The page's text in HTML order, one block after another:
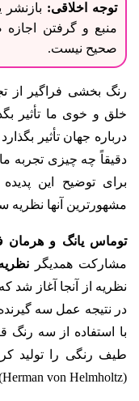
توجه اخلاقی: بازنشر
منبع و گرفتن
صحیح نیست.
رنگ بخشی فراگیر از
خلق و خوی ما تأثیر
درباره جهان تأثیر
دقیقاً چه چیزی تجربه
برای توضیح این
مشهورترین آنها
توماس یانگ و هرمان
مشارکت همدیگر
در نتیجه عمل سه
با استفاده از سه رنگ
(Herman von Helmholtz) نظریه یانگ را گسترش داد